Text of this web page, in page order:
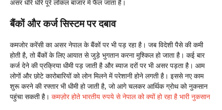
असर धीरे धीरे पूरे लोकल बाजार में फैल जाता है।
बैंकों और कर्ज सिस्टम पर दबाव
कमजोर करेंसी का असर नेपाल के बैंकों पर भी पड़ रहा है। जब विदेशी पैसे की कमी
होती है, तो बैंकों के लिए आयात से जुड़े भुगतान करना मुश्किल हो जाता है। कई बार
कर्ज देने की प्रक्रिया धीमी पड़ जाती है और ब्याज दरों पर भी असर पड़ता है। आम
लोगों और छोटे कारोबारियों को लोन मिलने में परेशानी होने लगती है। इससे नए काम
शुरू करने की रफ्तार भी धीमी हो जाती है, जो आगे चलकर आर्थिक ग्रोथ को नुकसान
पहुंचा सकती है। कमज़ोर होते भारतीय रुपये से नेपाल को क्यों हो रहा है भारी नुकसान